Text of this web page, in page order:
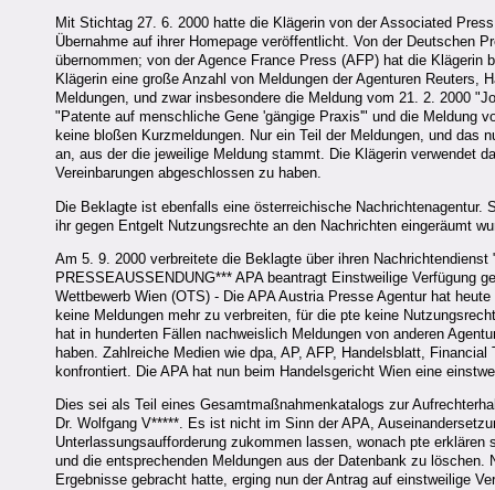
Mit Stichtag 27. 6. 2000 hatte die Klägerin von der Associated
Übernahme auf ihrer Homepage veröffentlicht. Von der Deutschen
übernommen; von der Agence France Press (AFP) hat die
Klägerin eine große Anzahl von Meldungen der Agenturen
Meldungen, und zwar insbesondere die Meldung vom 21. 2. 2000
"Patente auf menschliche Gene 'gängige Praxis'" und die Meldung
keine bloßen Kurzmeldungen. Nur ein Teil der Meldungen, und das
an, aus der die jeweilige Meldung stammt. Die Klägerin verwendet
Vereinbarungen abgeschlossen zu haben.
Die Beklagte ist ebenfalls eine österreichische
ihr gegen Entgelt Nutzungsrechte an den Nachrichten eingeräumt
Am 5. 9. 2000 verbreitete die Beklagte über ihren
PRESSEAUSSENDUNG*** APA beantragt Einstweilige Verfügung
Wettbewerb Wien (OTS) - Die APA Austria Presse Agentur hat
keine Meldungen mehr zu verbreiten, für die pte keine
hat in hunderten Fällen nachweislich Meldungen von anderen
haben. Zahlreiche Medien wie dpa, AP, AFP, Handelsblatt,
konfrontiert. Die APA hat nun beim Handelsgericht Wien eine
Dies sei als Teil eines Gesamtmaßnahmenkatalogs zur
Dr. Wolfgang V*****. Es ist nicht im Sinn der APA,
Unterlassungsaufforderung zukommen lassen, wonach pte
und die entsprechenden Meldungen aus der Datenbank zu
Ergebnisse gebracht hatte, erging nun der Antrag auf einstweilige